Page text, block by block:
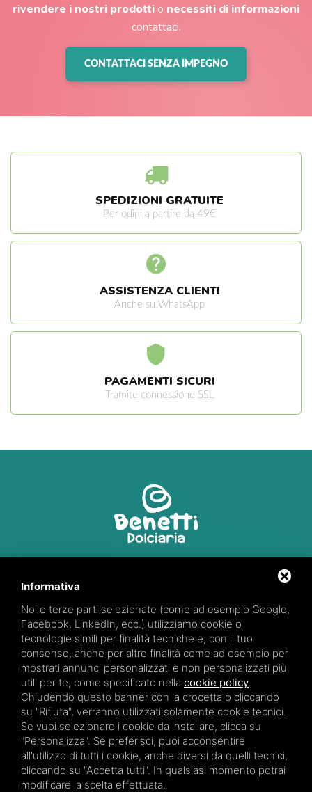
rivendere i nostri prodottio necessiti di informazioni
contattaci.
CONTATTACI SENZA IMPEGNO
SPEDIZIONI GRATUITE
Per odini a partire da 49€
ASSISTENZA CLIENTI
Anche su WhatsApp
PAGAMENTI SICURI
Tramite connessione SSL
347 66 28 871
Partita iva: 01922170384
Informativa
Noi e terze parti selezionate (come ad esempio Google,
Facebook, LinkedIn, ecc.) utilizziamo cookie o
tecnologie simili per finalità tecniche e, con il tuo
consenso, anche per altre finalità come ad esempio per
mostrati annunci personalizzati e non personalizzati più
utili per te, come specificato nella cookie policy.
Chiudendo questo banner con la crocetta o cliccando
su "Rifiuta", verranno utilizzati solamente cookie tecnici.
Se vuoi selezionare i cookie da installare, clicca su
"Personalizza". Se preferisci, puoi acconsentire
all'utilizzo di tutti i cookie, anche diversi da quelli tecnici,
cliccando su "Accetta tutti". In qualsiasi momento potrai
modificare la scelta effettuata.